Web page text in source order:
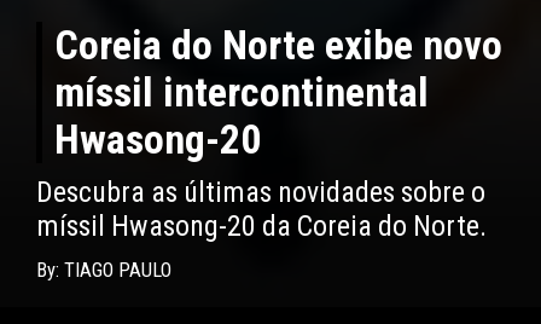
Coreia do Norte exibe novo
míssil intercontinental
Hwasong-20
Descubra as últimas novidades sobre o
míssil Hwasong-20 da Coreia do Norte.
By: TIAGO PAULO